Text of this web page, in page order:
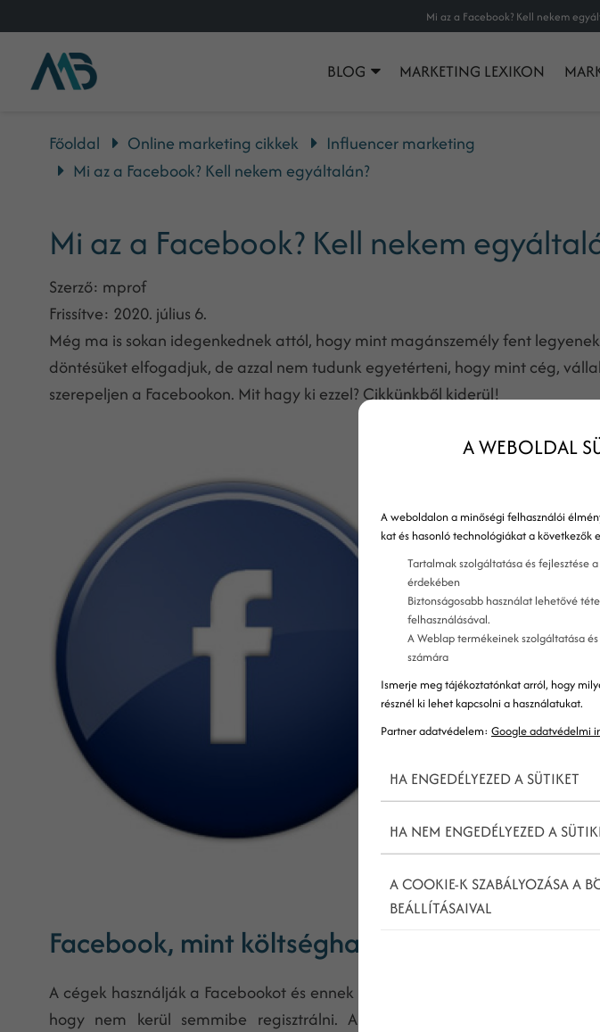
BLOG MARKETING LEXIKON
Főoldal Online marketing cikkek
Influencer marketing
Mi az a Facebook? Kell nekem egyáltalán?
Mi az a Facebook? Kell nekem
Szerző: mprof
Frissítve: 2020. július 6.
Még ma is sokan idegenkednek attól, hogy mint magánszemély fent legyenek
döntésüket elfogadjuk, de azzal nem tudunk egyetérteni, hogy mint cég,
szerepeljen a Facebookon. Mit hagy ki ezzel? Cikkünkből kiderül!
Facebook, mint költséghatékony hirdetési
A cégek használják a Facebookot és ennek nagyon egyszerű okai vannak. Az
hogy nem kerül semmibe regisztrálni. A regisztrációt követően egy
A WEBOLDAL
A weboldalon a minőségi felhasználói
kat és hasonló technológiákat a következők
Tartalmak szolgáltatása és fejlesztése
érdekében
Biztonságosabb használat lehetővé
felhasználásával.
A Weblap termékeinek szolgáltatása
számára
Ismerje meg tájékoztatónkat arról, hogy
résznél ki lehet kapcsolni a használatukat.
Partner adatvédelem: Google adatvédelmi
HA ENGEDÉLYEZED A SÜTIKET
HA NEM ENGEDÉLYEZED A
A COOKIE-K SZABÁLYOZÁSA A
BEÁLLÍTÁSAIVAL